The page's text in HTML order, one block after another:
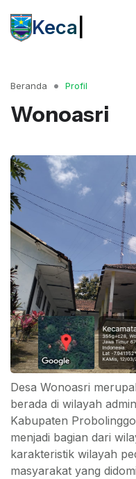
Kecamata
Beranda Profil
Wonoasri
Desa Wonoasri
berada di wilayah
Kabupaten Probolinggo
menjadi bagian dari
karakteristik wilayah
masyarakat yang